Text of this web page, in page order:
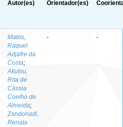
Autor(es) Orientador(es)
Matos,
Raquel
Adjafre da
Costa;
Akutsu,
Rita de
Cássia
Coelho de
Almeida;
Zandonadi,
Renata
- -